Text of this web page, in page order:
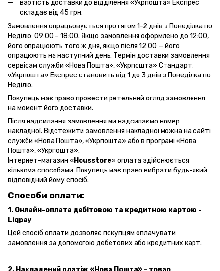
вартість доставки до відділення «Укрпошта» Експрес
складає від 45 грн.
Замовлення опрацьовується протягом 1-2 днів з Понеділка по
Неділю: 09:00 – 18:00. Якщо замовлення оформлено до 12:00,
його опрацюють того ж дня, якщо після 12:00 — його
опрацюють на наступний день. Термін доставки замовлення
сервісам служби «Нова Пошта», «Укрпошта» Стандарт,
«Укрпошта» Експрес становить від 1 до 3 днів з Понеділка по
Неділю.
Покупець має право провести ретельний огляд замовлення
на момент його доставки.
Після надсилання замовлення ми надсилаємо номер
накладної. Відстежити замовлення накладної можна на сайті
служби «Нова Пошта», «Укрпошта» або в програмі «Нова
Пошта», «Укрпошта».
Інтернет-магазин «Housstore» оплата здійснюється
кількома способами. Покупець має право вибрати будь-який
відповідний йому спосіб.
Способи оплати:
1. Онлайн-оплата дебітовою та кредитною картою -
Liqpay
Цей спосіб оплати дозволяє покупцям оплачувати
замовлення за допомогою дебетових або кредитних карт.
2. Накладений платіж «Нова Пошта» - товар